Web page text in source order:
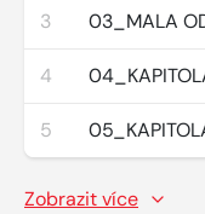
3 03_MALA
4
5
Zobrazit více